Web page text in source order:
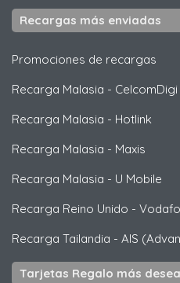
Recargas más enviadas
Promociones de recargas
Recarga Malasia - CelcomDigi
Recarga Malasia - Hotlink
Recarga Malasia - Maxis
Recarga Malasia - U Mobile
Recarga Reino Unido -
Recarga Tailandia - AIS
Tarjetas Regalo más